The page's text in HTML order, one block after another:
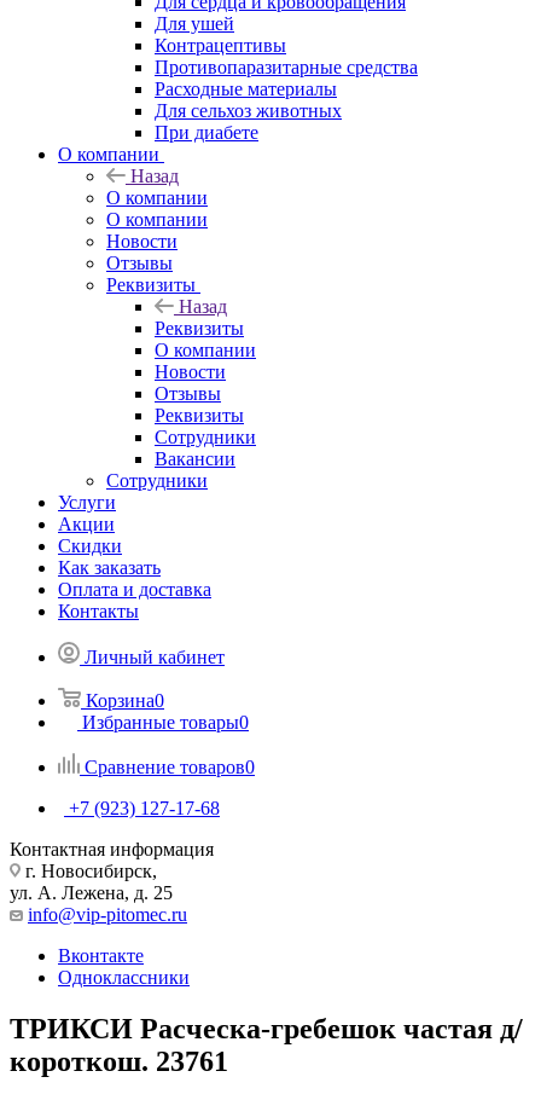
Для ушей
Контрацептивы
Противопаразитарные средства
Расходные материалы
Для сельхоз животных
При диабете
О компании
Назад
О компании
О компании
Новости
Отзывы
Реквизиты
Назад
Реквизиты
О компании
Новости
Отзывы
Реквизиты
Сотрудники
Вакансии
Сотрудники
Услуги
Акции
Скидки
Как заказать
Оплата и доставка
Контакты
Личный кабинет
Корзина0
Избранные товары0
Сравнение товаров0
+7 (923) 127-17-68
Контактная информация
г. Новосибирск,
ул. А. Лежена, д. 25
info@vip-pitomec.ru
Вконтакте
Одноклассники
ТРИКСИ Расческа-гребешок частая д/
короткош. 23761